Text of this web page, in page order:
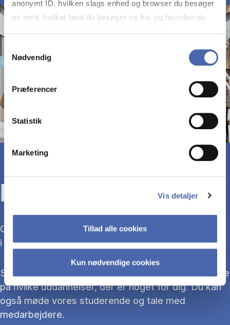
anonymt ID, hvilken slags enhed og browser du besøger
os med, hvilket land du besøger os fra, og hvordan du
markedsføring. Du bestemmer selv - og kan altid trække
Nødvendig
Præferencer
Statistik
Marketing
Vis detaljer
Tillad alle cookies
Kun nødvendige cookies
KOM TIL ÅBENT HUS
Overvejer du at søge ind på en bacheloruddannelse
i 2027?
Så kom med til Åbent Hus, hvor du kan blive klogere
på hvilke uddannelser, der er noget for dig. Du kan
også møde vores studerende og tale med
medarbejdere.